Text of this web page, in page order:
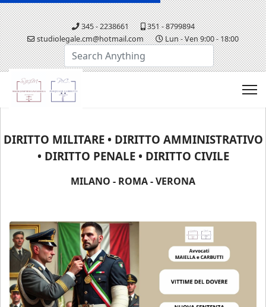
345 - 2238661
351 - 8799894
studiolegale.cm@hotmail.com
Lun - Ven 9:00 - 18:00
DIRITTO MILITARE • DIRITTO AMMINISTRATIVO
• DIRITTO PENALE • DIRITTO CIVILE
MILANO - ROMA - VERONA